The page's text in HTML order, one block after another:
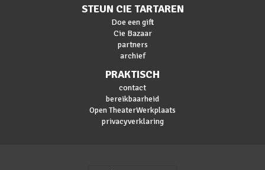
STEUN CIE TARTAREN
Doe een gift
Cie Bazaar
partners
archief
PRAKTISCH
contact
bereikbaarheid
Open TheaterWerkplaats
privacyverklaring